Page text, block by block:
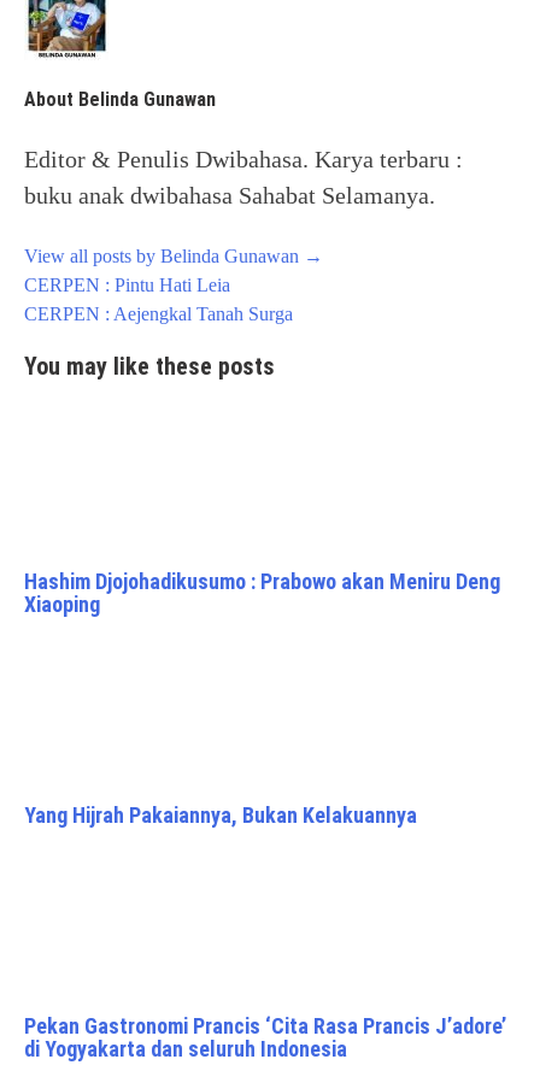
About Belinda Gunawan
Editor & Penulis Dwibahasa. Karya terbaru :
buku anak dwibahasa Sahabat Selamanya.
View all posts by Belinda Gunawan →
Post
navigation
CERPEN : Pintu Hati Leia
CERPEN : Aejengkal Tanah Surga
You may like these posts
Hashim Djojohadikusumo : Prabowo akan Meniru Deng
Xiaoping
Yang Hijrah Pakaiannya, Bukan Kelakuannya
Pekan Gastronomi Prancis ‘Cita Rasa Prancis J’adore’
di Yogyakarta dan seluruh Indonesia